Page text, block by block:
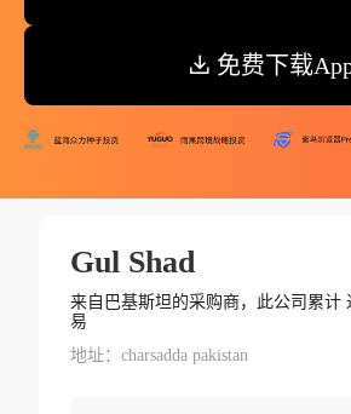
免费下载
Gul Shad
来自巴基斯坦的采购商，此公司累计
易
地址：charsadda pakistan